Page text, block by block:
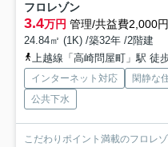
フロレゾン
3.4万円 管理/共益費2,000円
24.84㎡ (1K) /築32年 /2階建
上越線「高崎問屋町」駅 徒
インターネット対応 閑静な
公共下水
こだわりポイント満載のフロレ